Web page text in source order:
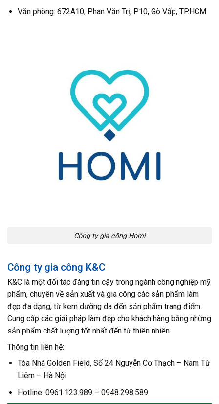
Văn phòng: 672A10, Phan Văn Trị, P10, Gò Vấp, TP.HCM
Công ty gia công Homi
Công ty gia công K&C
K&C là một đối tác đáng tin cậy trong ngành công nghiệp mỹ
phẩm, chuyên về sản xuất và gia công các sản phẩm làm
đẹp đa dạng, từ kem dưỡng da đến sản phẩm trang điểm.
Cung cấp các giải pháp làm đẹp cho khách hàng bằng những
sản phẩm chất lượng tốt nhất đến từ thiên nhiên.
Thông tin liên hệ:
Tòa Nhà Golden Field, Số 24 Nguyễn Cơ Thạch – Nam Từ
Liêm – Hà Nội
Hotline: 0961.123.989 – 0948.298.589